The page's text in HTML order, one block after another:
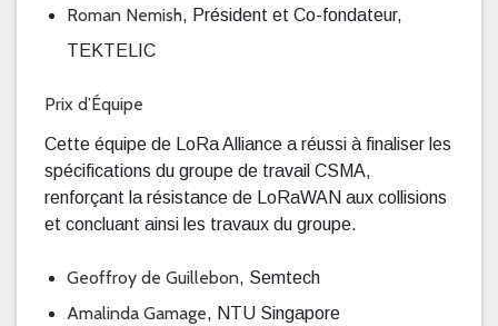
Roman Nemish, Président et Co-fondateur,
TEKTELIC
Prix d’Équipe
Cette équipe de LoRa Alliance a réussi à finaliser les
spécifications du groupe de travail CSMA,
renforçant la résistance de LoRaWAN aux collisions
et concluant ainsi les travaux du groupe.
Geoffroy de Guillebon, Semtech
Amalinda Gamage, NTU Singapore